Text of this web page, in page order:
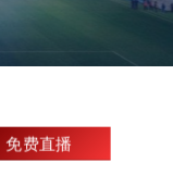
免费直播